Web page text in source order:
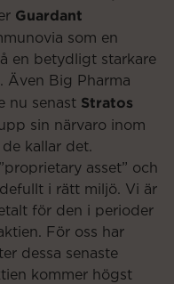
Guardant
som en
en betydligt starkare
Även Big Pharma
nu senast Stratos
sin närvaro inom
kallar det.
asset” och
i rätt miljö. Vi är
för den i perioder
För oss har
dessa senaste
kommer högst